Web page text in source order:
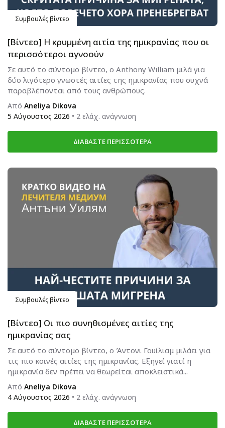
Συμβουλές βίντεο
[Βίντεο] Η κρυμμένη αιτία της ημικρανίας που οι
περισσότεροι αγνοούν
Σε αυτό το σύντομο βίντεο, ο Anthony William μιλά για
δύο λιγότερο γνωστές αιτίες της ημικρανίας που συχνά
παραβλέπονται από τους ανθρώπους.
Από Aneliya Dikova
5 Αύγουστος 2026 • 2 ελάχ. ανάγνωση
ΔΙΑΒΆΣΤΕ ΠΕΡΙΣΣΌΤΕΡΑ
Συμβουλές βίντεο
[Βίντεο] Οι πιο συνηθισμένες αιτίες της
ημικρανίας σας
Σε αυτό το σύντομο βίντεο, ο Άντονι Γουίλιαμ μιλάει για
τις πιο κοινές αιτίες της ημικρανίας. Εξηγεί γιατί η
ημικρανία δεν πρέπει να θεωρείται αποκλειστικά...
Από Aneliya Dikova
4 Αύγουστος 2026 • 2 ελάχ. ανάγνωση
ΔΙΑΒΆΣΤΕ ΠΕΡΙΣΣΌΤΕΡΑ